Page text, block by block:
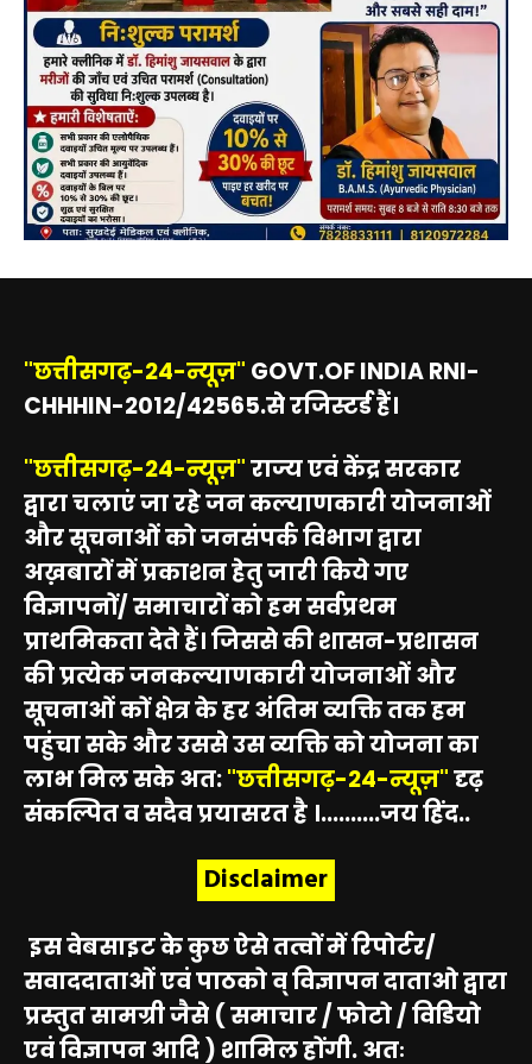
"छत्तीसगढ़-24-न्यूज़" GOVT.OF INDIA RNI-
CHHHIN-2012/42565.से रजिस्टर्ड हैं।
"छत्तीसगढ़-24-न्यूज़"राज्य एवं केंद्र सरकार
द्वारा चलाएं जा रहे जन कल्याणकारी योजनाओं
और सूचनाओं को जनसंपर्क विभाग द्वारा
अख़बारों में प्रकाशन हेतु जारी किये गए
विज्ञापनों/ समाचारों को हम सर्वप्रथम
प्राथमिकता देते हैं। जिससे की शासन-प्रशासन
की प्रत्येक जनकल्याणकारी योजनाओं और
सूचनाओं कों क्षेत्र के हर अंतिम व्यक्ति तक हम
पहुंचा सके और उससे उस व्यक्ति को योजना का
लाभ मिल सके अत:"छत्तीसगढ़-24-न्यूज़"दृढ़
संकल्पित व सदैव प्रयासरत है ।..........जय हिंद..
Disclaimer
इस वेबसाइट के कुछ ऐसे तत्वों में रिपोर्टर/
सवाददाताओं एवं पाठको व् विज्ञापन दाताओ द्वारा
प्रस्तुत सामग्री जैसे ( समाचार / फोटो / विडियो
एवं विज्ञापन आदि ) शामिल होंगी. अतः